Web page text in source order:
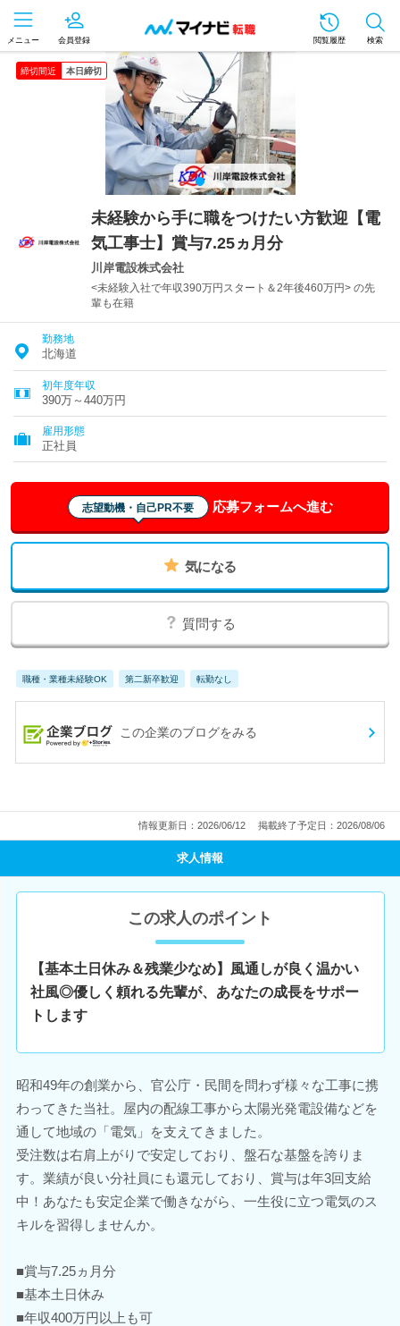
メニュー 会員登録 閲覧履歴 検索
締切間近 本日締切
未経験から手に職をつけたい方歓迎【電
気工事士】賞与7.25ヵ月分
川岸電設株式会社
<未経験入社で年収390万円スタート＆2年後460万円> の先
輩も在籍
勤務地
北海道
初年度年収
390万～440万円
雇用形態
正社員
志望動機・自己PR不要 応募フォームへ進む
気になる
質問する
職種・業種未経験OK 第二新卒歓迎 転勤なし
この企業のブログをみる
情報更新日：2026/06/12 掲載終了予定日：2026/08/06
求人情報
この求人のポイント
【基本土日休み＆残業少なめ】風通しが良く温かい
社風◎優しく頼れる先輩が、あなたの成長をサポー
トします
昭和49年の創業から、官公庁・民間を問わず様々な工事に携
わってきた当社。屋内の配線工事から太陽光発電設備などを
通して地域の「電気」を支えてきました。
受注数は右肩上がりで安定しており、盤石な基盤を誇りま
す。業績が良い分社員にも還元しており、賞与は年3回支給
中！あなたも安定企業で働きながら、一生役に立つ電気のス
キルを習得しませんか。
■賞与7.25ヵ月分
■基本土日休み
■年収400万円以上も可